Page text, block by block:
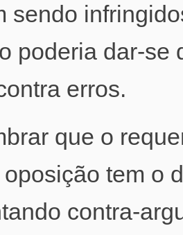
sendo
poderia dar-se
erros.
que o
tem o
contra-